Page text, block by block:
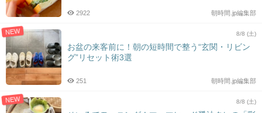
朝時間.jp編集部
2922
NEW 8/8 (土)
お盆の来客前に！朝の短時間で整う“玄関・リビン
グ”リセット術3選
朝時間.jp編集部
251
NEW 8/8 (土)